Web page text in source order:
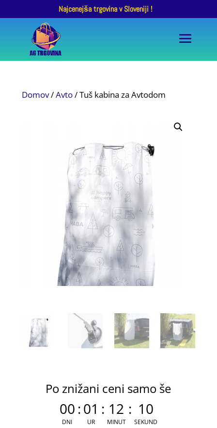
Najcenejša trgovina v Sloveniji !
Domov/Avto/ Tuš kabina za Avtodom
Po znižani ceni samo še
00
DNI
:01
UR
: 12
MINUT
: 09
SEKUND